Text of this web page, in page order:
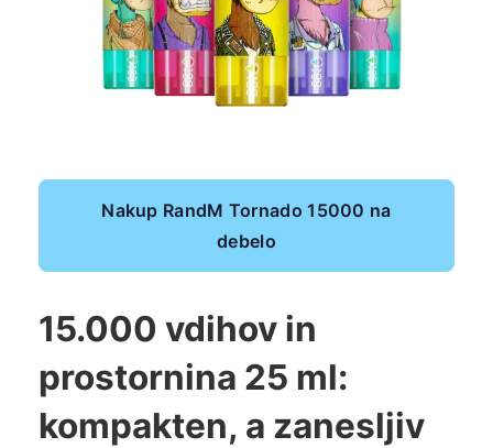
Nakup RandM Tornado 15000 na
debelo
15.000 vdihov in
prostornina 25 ml:
kompakten, a zanesljiv